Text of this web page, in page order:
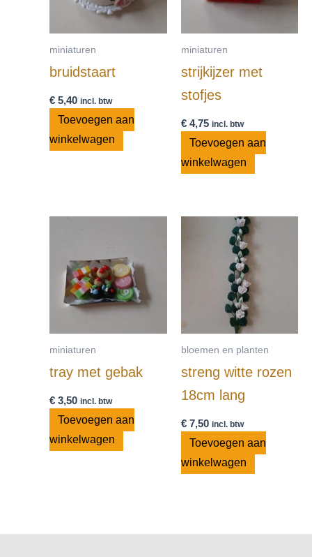
miniaturen
bruidstaart
€ 5,40 incl. btw
Toevoegen aan
winkelwagen
miniaturen
strijkijzer met
stofjes
€4,75 incl. btw
Toevoegen aan
winkelwagen
miniaturen
tray met gebak
€ 3,50 incl. btw
Toevoegen aan
winkelwagen
bloemen en planten
streng witte rozen
18cm lang
€7,50 incl. btw
Toevoegen aan
winkelwagen